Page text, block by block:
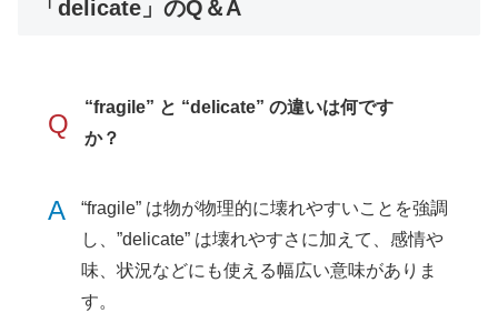
「delicate」のQ＆A
Q
“fragile” と “delicate” の違いは何です
か？
A
“fragile” は物が物理的に壊れやすいことを強調
し、”delicate” は壊れやすさに加えて、感情や
味、状況などにも使える幅広い意味がありま
す。